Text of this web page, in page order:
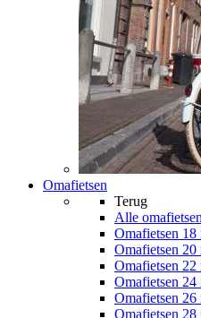
Omafietsen
Terug
Alle omafietsen
Omafietsen 18
Omafietsen 20
Omafietsen 22
Omafietsen
Omafietsen
Omafietsen 28